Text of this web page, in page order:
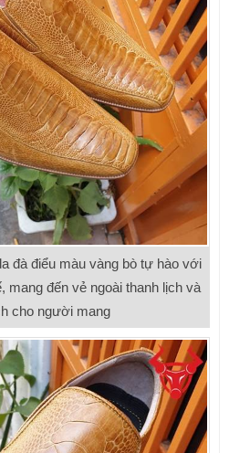
đà điểu màu vàng bò tự hào với
mang đến vẻ ngoài thanh lịch và
cho người mang